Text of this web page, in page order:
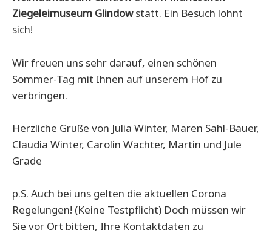
Ziegeleimuseum Glindowstatt. Ein Besuch lohnt
sich!
Wir freuen uns sehr darauf, einen schönen
Sommer-Tag mit Ihnen auf unserem Hof zu
verbringen.
Herzliche Grüße von Julia Winter, Maren Sahl-Bauer,
Claudia Winter, Carolin Wachter, Martin und Jule
Grade
p.S. Auch bei uns gelten die aktuellen Corona
Regelungen! (Keine Testpflicht) Doch müssen wir
Sie vor Ort bitten, Ihre Kontaktdaten zu